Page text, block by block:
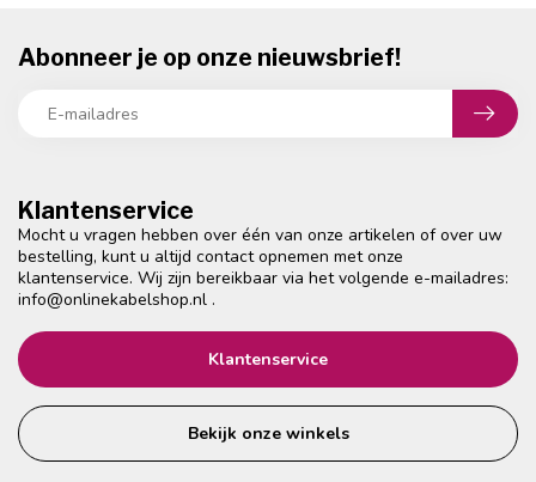
Klantenservice
Mocht u vragen hebben over één van onze artikelen of over uw
bestelling, kunt u altijd contact opnemen met onze
klantenservice. Wij zijn bereikbaar via het volgende e-mailadres:
info@onlinekabelshop.nl .
Klantenservice
Bekijk onze winkels
Abonneer je op onze nieuwsbrief!